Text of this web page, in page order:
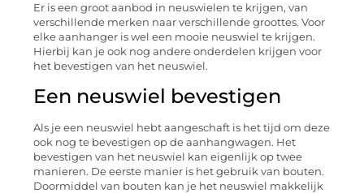
Er is een groot aanbod in neuswielen te krijgen, van
verschillende merken naar verschillende groottes. Voor
elke aanhanger is wel een mooie neuswiel te krijgen.
Hierbij kan je ook nog andere onderdelen krijgen voor
het bevestigen van het neuswiel.
Een neuswiel bevestigen
Als je een neuswiel hebt aangeschaft is het tijd om deze
ook nog te bevestigen op de aanhangwagen. Het
bevestigen van het neuswiel kan eigenlijk op twee
manieren. De eerste manier is het gebruik van bouten.
Doormiddel van bouten kan je het neuswiel makkelijk